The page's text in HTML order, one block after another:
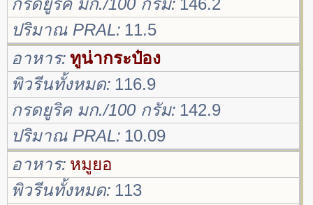
ปริมาณ PRAL 11.5
อาหาร ทูน่ากระป๋อง
พิวรีนทั้งหมด 116.9
กรดยูริค มก./100 กรัม 142.9
ปริมาณ PRAL 10.09
อาหาร หมูยอ
พิวรีนทั้งหมด 113